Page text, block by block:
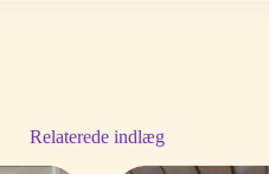
Relaterede indlæg